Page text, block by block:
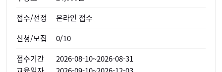
온라인 접수
0/10
2026-08-10~2026-08-31